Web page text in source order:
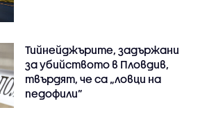
Тийнейджърите, задържани
за убийството в Пловдив,
твърдят, че са „ловци на
педофили”